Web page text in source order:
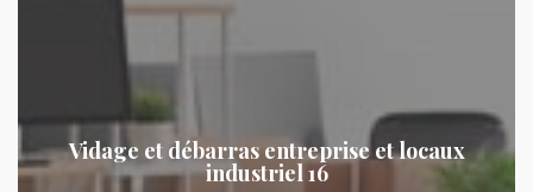
Vidage et débarras entreprise et locaux
industriel 16